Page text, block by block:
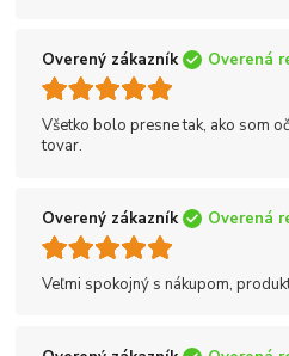
Overený zákazník Overená
Všetko bolo presne tak, ako som
tovar.
Overený zákazník Overená
Veľmi spokojný s nákupom,